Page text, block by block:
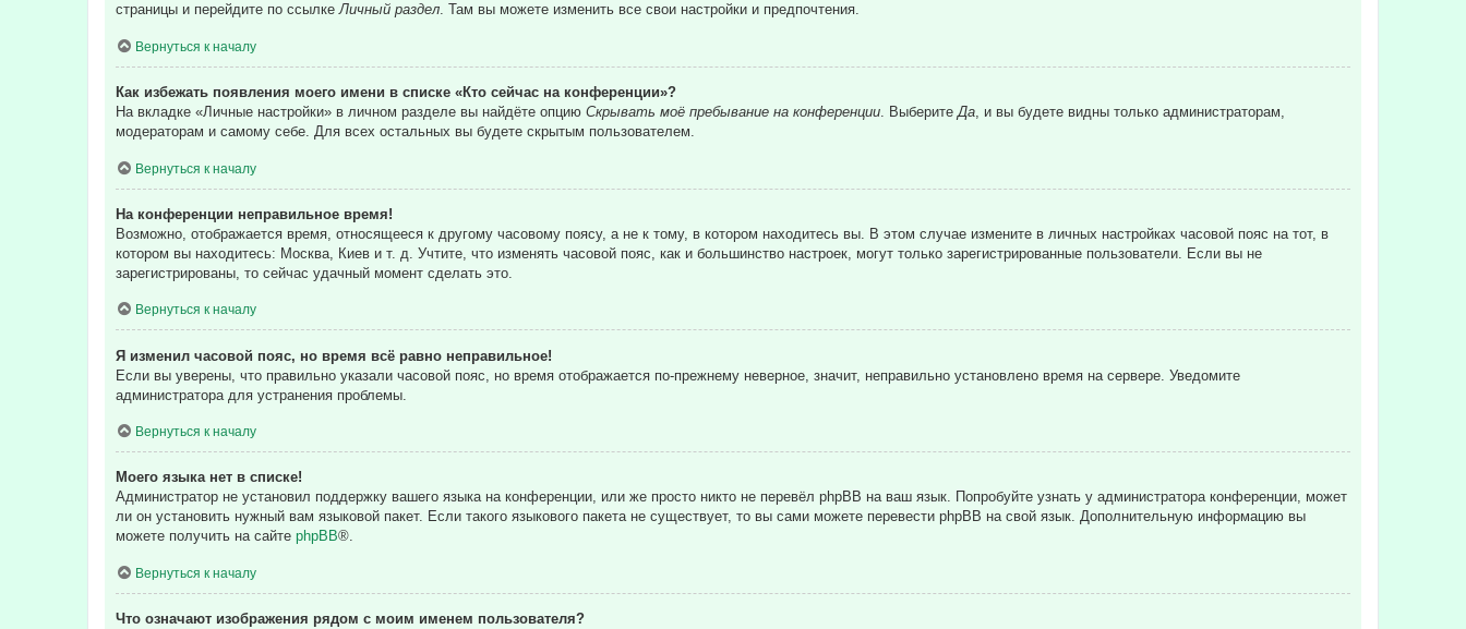
страницы и перейдите по ссылкеЛичный раздел. Там вы можете изменить все свои настройки и предпочтения.
Вернуться к началу
Как избежать появления моего имени в списке «Кто сейчас на конференции»?
На вкладке «Личные настройки» в личном разделе вы найдёте опцию Скрывать моё пребывание на конференции. ВыберитеДа, и вы будете видны только администраторам,
модераторам и самому себе. Для всех остальных вы будете скрытым пользователем.
Вернуться к началу
На конференции неправильное время!
Возможно, отображается время, относящееся к другому часовому поясу, а не к тому, в котором находитесь вы. В этом случае измените в личных настройках часовой пояс на тот, в
котором вы находитесь: Москва, Киев и т. д. Учтите, что изменять часовой пояс, как и большинство настроек, могут только зарегистрированные пользователи. Если вы не
зарегистрированы, то сейчас удачный момент сделать это.
Вернуться к началу
Я изменил часовой пояс, но время всё равно неправильное!
Если вы уверены, что правильно указали часовой пояс, но время отображается по-прежнему неверное, значит, неправильно установлено время на сервере. Уведомите
администратора для устранения проблемы.
Вернуться к началу
Моего языка нет в списке!
Администратор не установил поддержку вашего языка на конференции, или же просто никто не перевёл phpBB на ваш язык. Попробуйте узнать у администратора конференции, может
ли он установить нужный вам языковой пакет. Если такого языкового пакета не существует, то вы сами можете перевести phpBB на свой язык. Дополнительную информацию вы
можете получить на сайте phpBB®.
Вернуться к началу
Что означают изображения рядом с моим именем пользователя?